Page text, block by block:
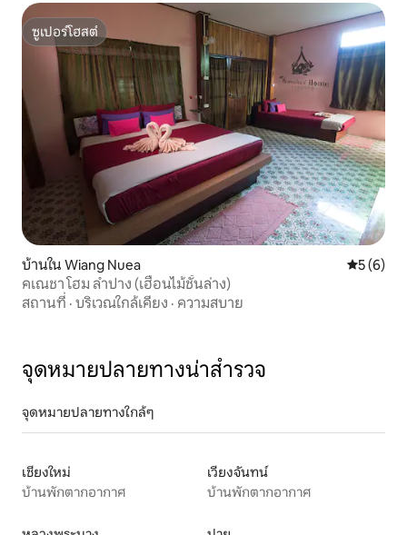
ซูเปอร์โฮสต์
ซูเปอร์โฮสต์
บ้านใน Wiang Nuea คะแนนเฉ
5 (6)
คเณชา โฮม ลำปาง (เฮือนไม้ชั้นล่าง)
สถานที่ · บริเวณใกล้เคียง · ความสบาย
จุดหมายปลายทางน่าสำรวจ
จุดหมายปลายทางใกล้ๆ
เชียงใหม่
บ้านพักตากอากาศ
เวียงจันทน์
บ้านพักตากอากาศ